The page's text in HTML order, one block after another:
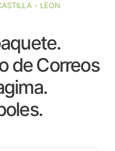
- LEON
de Correos